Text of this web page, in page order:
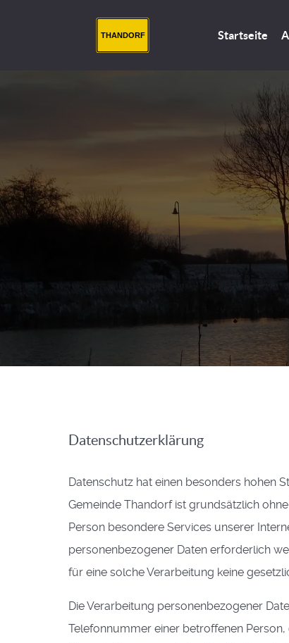
THANDORF Startseite
Datenschutzerklärung
Datenschutz hat einen besonders hohen
Gemeinde Thandorf ist grundsätzlich
Person besondere Services unserer
personenbezogener Daten erforderlich
für eine solche Verarbeitung keine
Die Verarbeitung personenbezogener
Telefonnummer einer betroffenen